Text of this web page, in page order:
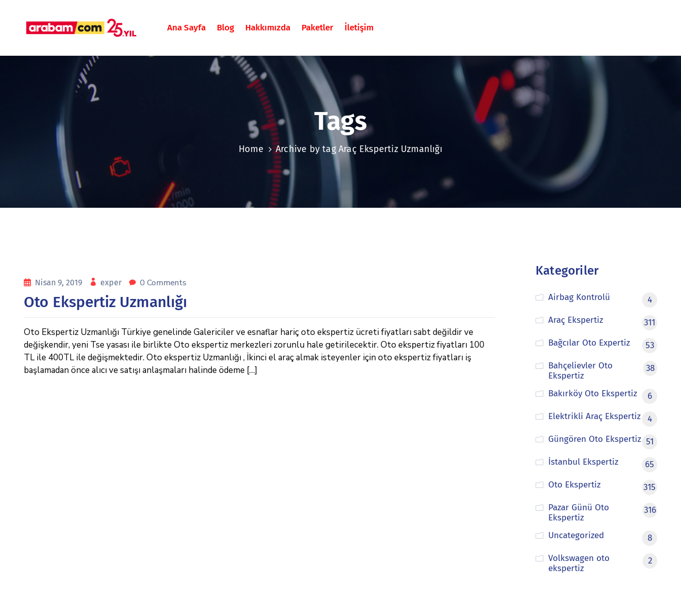
Ana Sayfa Blog Hakkımızda Paketler İletişim
Tags
Home Archive by tag Araç Ekspertiz Uzmanlığı
Nisan 9, 2019 exper 0 Comments
Oto Ekspertiz Uzmanlığı
Oto Ekspertiz Uzmanlığı Türkiye genelinde Galericiler ve esnaflar hariç oto ekspertiz ücreti fiyatları sabt değildir ve
değişkendir, yeni Tse yasası ile birlikte Oto ekspertiz merkezleri zorunlu hale getirilecektir. Oto ekspertiz fiyatları 100
TL ile 400TL ile değişmektedir. Oto ekspertiz Uzmanlığı , İkinci el araç almak isteyenler için oto ekspertiz fiyatları iş
başlamadan önce alıcı ve satışı anlaşmaları halinde ödeme […]
Kategoriler
Airbag Kontrolü
4
Araç Ekspertiz
311
Bağcılar Oto Expertiz
53
Bahçelievler Oto
Ekspertiz
38
Bakırköy Oto Ekspertiz
6
Elektrikli Araç Ekspertiz
4
Güngören Oto Ekspertiz 51
İstanbul Ekspertiz
65
Oto Ekspertiz
315
Pazar Günü Oto
Ekspertiz
316
Uncategorized
8
Volkswagen oto
ekspertiz
2